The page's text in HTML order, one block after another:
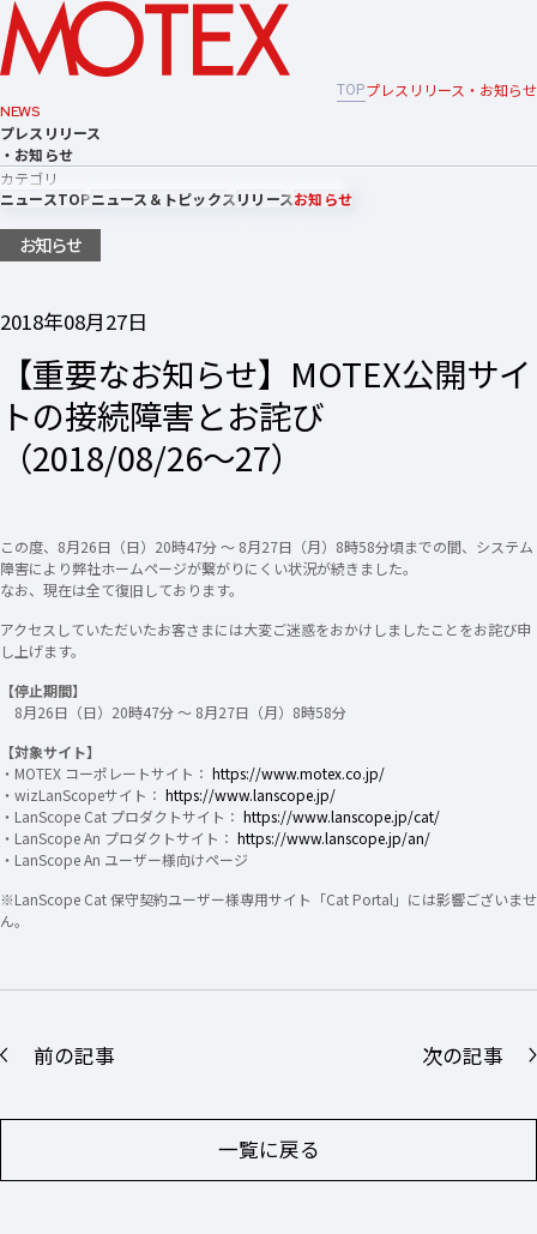
TOPプレスリリース・お知らせ
NEWS
プレスリリース
・お知らせ
カテゴリ
ニュースTOPニュース＆トピックスリリースお知らせ
お知らせ
2018年08月27日
【重要なお知らせ】MOTEX公開サイ
トの接続障害とお詫び
（2018/08/26〜27）
この度、8月26日（日）20時47分 ～ 8月27日（月）8時58分頃までの間、システム
障害により弊社ホームページが繋がりにくい状況が続きました。
なお、現在は全て復旧しております。
アクセスしていただいたお客さまには大変ご迷惑をおかけしましたことをお詫び申
し上げます。
【停止期間】
8月26日（日）20時47分 ～ 8月27日（月）8時58分
【対象サイト】
・MOTEX コーポレートサイト： https://www.motex.co.jp/
・wizLanScopeサイト： https://www.lanscope.jp/
・LanScope Cat プロダクトサイト： https://www.lanscope.jp/cat/
・LanScope An プロダクトサイト： https://www.lanscope.jp/an/
・LanScope An ユーザー様向けページ
※LanScope Cat 保守契約ユーザー様専用サイト「Cat Portal」には影響ございませ
ん。
前の記事
一覧に戻る
次の記事